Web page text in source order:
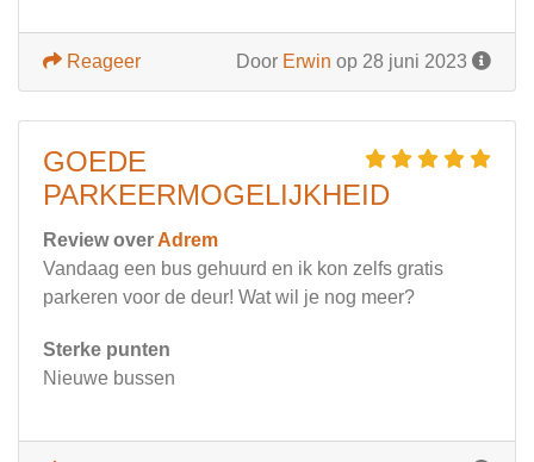
Door Erwin op 28 juni 2023
Reageer
GOEDE
PARKEERMOGELIJKHEID
Review over Adrem
Vandaag een bus gehuurd en ik kon zelfs gratis
parkeren voor de deur! Wat wil je nog meer?
Sterke punten
Nieuwe bussen